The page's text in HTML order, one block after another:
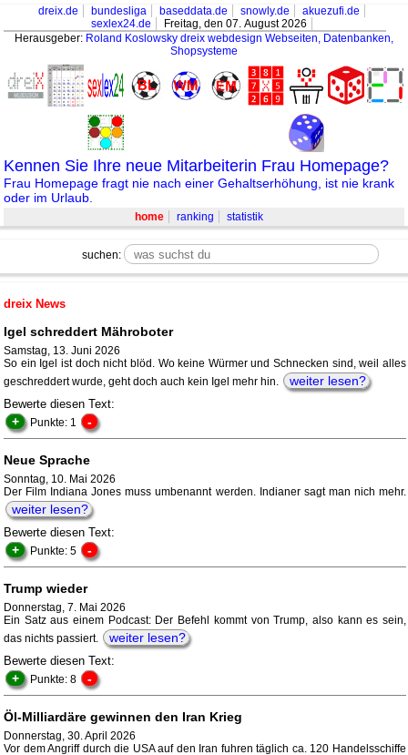
dreix.de bundesliga baseddata.de snowly.de
akuezufi.de
sexlex24.de
Freitag, den 07. August 2026
Herausgeber: Roland Koslowsky dreix webdesign Webseiten, Datenbanken,
Shopsysteme
Kennen Sie Ihre neue Mitarbeiterin Frau Homepage?
Frau Homepage fragt nie nach einer Gehaltserhöhung, ist nie krank
oder im Urlaub.
home ranking statistik
suchen:
dreix News
Igel schreddert Mähroboter
Samstag, 13. Juni 2026
So ein Igel ist doch nicht blöd. Wo keine Würmer und Schnecken sind, weil alles
geschreddert wurde, geht doch auch kein Igel mehr hin.
weiter lesen?
Bewerte diesen Text:
+ Punkte: 1 -
Neue Sprache
Sonntag, 10. Mai 2026
Der Film Indiana Jones muss umbenannt werden. Indianer sagt man nich mehr.
weiter lesen?
Bewerte diesen Text:
+ Punkte: 5 -
Trump wieder
Donnerstag, 7. Mai 2026
Ein Satz aus einem Podcast: Der Befehl kommt von Trump, also kann es sein,
das nichts passiert.
weiter lesen?
Bewerte diesen Text:
+ Punkte: 8 -
Öl-Milliardäre gewinnen den Iran Krieg
Donnerstag, 30. April 2026
Vor dem Angriff durch die USA auf den Iran fuhren täglich ca. 120 Handelsschiffe